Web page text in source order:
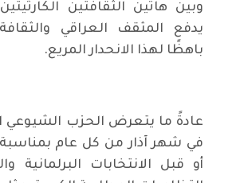
وبين هاتين الثقافتين
يدفع المثقف العراقي
باهظًا لهذا الانحدار المريع.
عادةً ما يتعرض الحزب الشيوعي
في شهر آذار من كل عام
أو قبل الانتخابات البرلمانية